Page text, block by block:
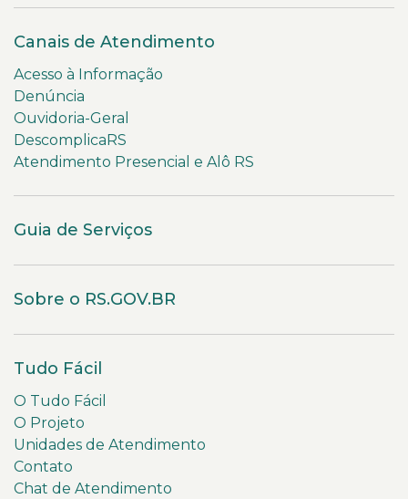
Canais de Atendimento
Acesso à Informação
Denúncia
Ouvidoria-Geral
DescomplicaRS
Atendimento Presencial e Alô RS
Guia de Serviços
Sobre o RS.GOV.BR
Tudo Fácil
O Tudo Fácil
O Projeto
Unidades de Atendimento
Contato
Chat de Atendimento